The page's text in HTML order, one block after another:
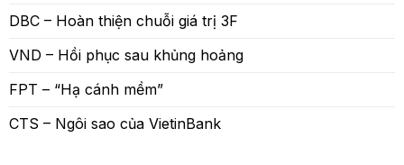
DBC – Hoàn thiện chuỗi giá trị 3F
VND – Hồi phục sau khủng hoảng
FPT – “Hạ cánh mềm”
CTS – Ngôi sao của VietinBank